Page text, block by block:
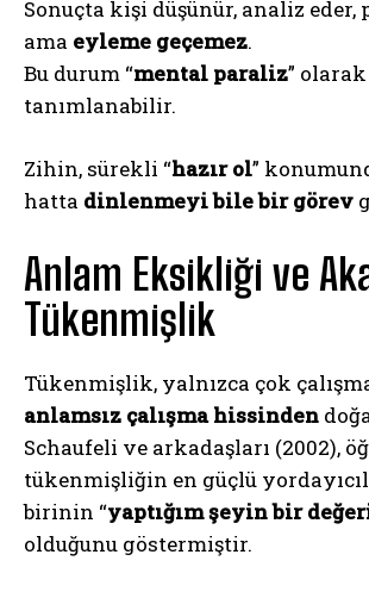
Sonuçta kişi düşünür, analiz eder,
ama eyleme geçemez.
Bu durum “mental paraliz” olarak
tanımlanabilir.
Zihin, sürekli “hazır ol”
hatta dinlenmeyi bile bir görev
Anlam Eksikliği ve
Tükenmişlik
Tükenmişlik, yalnızca çok
anlamsız çalışma hissinden
Schaufeli ve arkadaşları (2002),
tükenmişliğin en güçlü
birinin “yaptığım şeyin bir
olduğunu göstermiştir.